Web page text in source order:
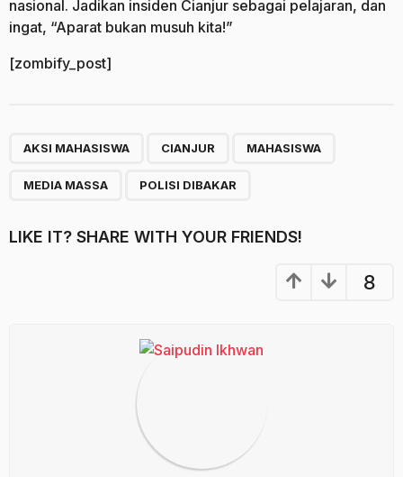
nasional. Jadikan insiden Cianjur sebagai pelajaran, dan
ingat, “Aparat bukan musuh kita!”
[zombify_post]
AKSI MAHASISWA CIANJUR MAHASISWA
MEDIA MASSA POLISI DIBAKAR
LIKE IT? SHARE WITH YOUR FRIENDS!
8